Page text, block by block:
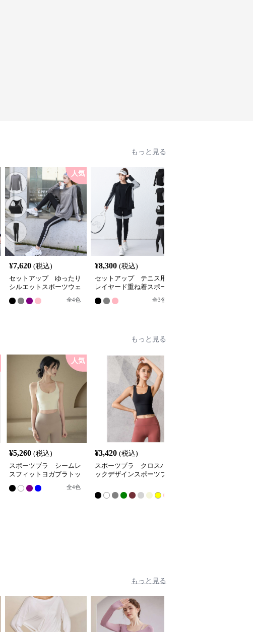
もっと見る
人気
¥7,620 (税込)
セットアップ ゆったり
シルエットスポーツウェ
全4色
¥8,300 (税込)
セットアップ テニス用
レイヤード重ね着スポー
全3色
もっと見る
人気
¥5,260 (税込)
スポーツブラ シームレ
スフィットヨガブラトッ
全4色
¥3,420 (税込)
スポーツブラ クロスバ
ックデザインスポーツブ
もっと見る